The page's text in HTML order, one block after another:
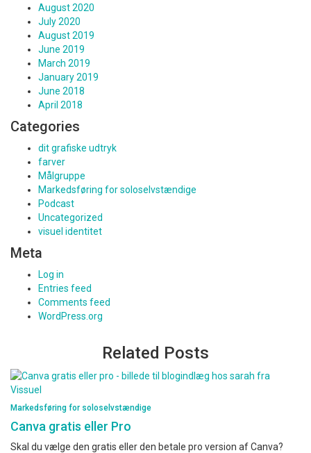
August 2020
July 2020
August 2019
June 2019
March 2019
January 2019
June 2018
April 2018
Categories
dit grafiske udtryk
farver
Målgruppe
Markedsføring for soloselvstændige
Podcast
Uncategorized
visuel identitet
Meta
Log in
Entries feed
Comments feed
WordPress.org
Related Posts
Markedsføring for soloselvstændige
Canva gratis eller Pro
Skal du vælge den gratis eller den betale pro version af Canva?